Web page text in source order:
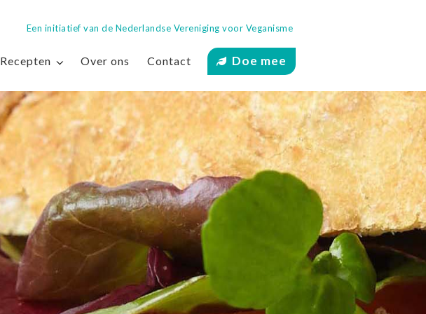
Een initiatief van de Nederlandse Vereniging voor Veganisme
Recepten Over ons Contact Doe mee